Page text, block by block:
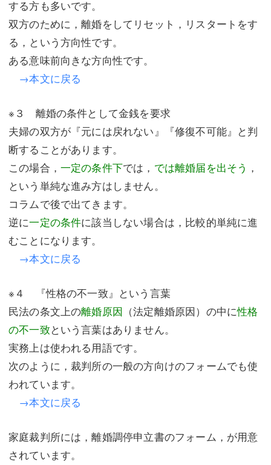
する方も多いです。
双方のために，離婚をしてリセット，リスタートをす
る，という方向性です。
ある意味前向きな方向性です。
→本文に戻る
※３ 離婚の条件として金銭を要求
夫婦の双方が『元には戻れない』『修復不可能』と判
断することがあります。
この場合， 一定の条件下では， では離婚届を出そう ，
という単純な進み方はしません。
コラムで後で出てきます。
逆に一定の条件に該当しない場合は，比較的単純に進
むことになります。
→本文に戻る
※４ 『性格の不一致』という言葉
民法の条文上の離婚原因 （法定離婚原因）の中に性格
の不一致という言葉はありません。
実務上は使われる用語です。
次のように，裁判所の一般の方向けのフォームでも使
われています。
→本文に戻る
家庭裁判所には，離婚調停申立書のフォーム，が用意
されています。